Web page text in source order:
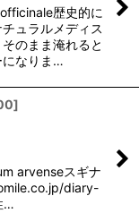
歴史的に
ュラルメディス
のまま淹れると
になりま…
]
arvenseスギナ
diary-
…